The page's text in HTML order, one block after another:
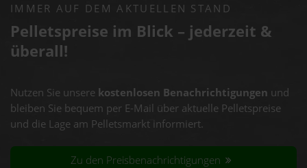
IMMER AUF DEM AKTUELLEN STAND
Pelletspreise im Blick – jederzeit &
überall!
Nutzen Sie unsere kostenlosen Benachrichtigungen und
bleiben Sie bequem per E-Mail über aktuelle Pelletspreise
und die Lage am Pelletsmarkt informiert.
Zu den Preisbenachrichtigungen